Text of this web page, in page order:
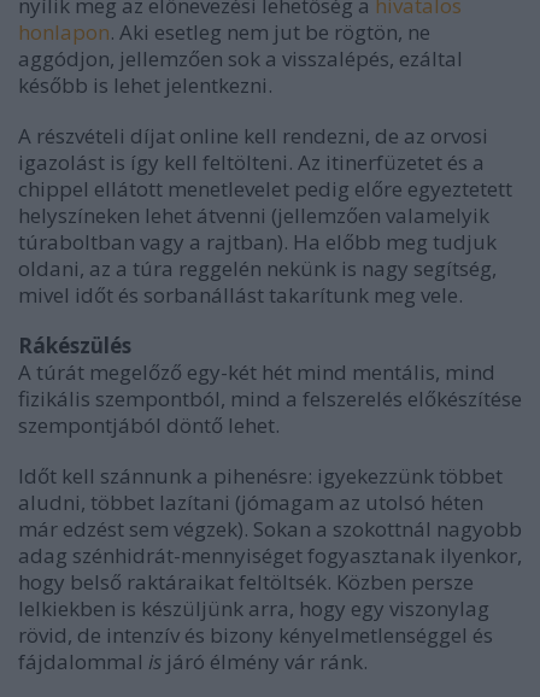
honlapon. Aki esetleg nem jut be rögtön, ne
aggódjon, jellemzően sok a visszalépés, ezáltal
később is lehet jelentkezni.
A részvételi díjat online kell rendezni, de az orvosi
igazolást is így kell feltölteni. Az itinerfüzetet és a
chippel ellátott menetlevelet pedig előre egyeztetett
helyszíneken lehet átvenni (jellemzően valamelyik
túraboltban vagy a rajtban). Ha előbb meg tudjuk
oldani, az a túra reggelén nekünk is nagy segítség,
mivel időt és sorbanállást takarítunk meg vele.
Rákészülés
A túrát megelőző egy-két hét mind mentális, mind
fizikális szempontból, mind a felszerelés előkészítése
szempontjából döntő lehet.
Időt kell szánnunk a pihenésre: igyekezzünk többet
aludni, többet lazítani (jómagam az utolsó héten
már edzést sem végzek). Sokan a szokottnál nagyobb
adag szénhidrát-mennyiséget fogyasztanak ilyenkor,
hogy belső raktáraikat feltöltsék. Közben persze
lelkiekben is készüljünk arra, hogy egy viszonylag
rövid, de intenzív és bizony kényelmetlenséggel és
fájdalommal is járó élmény vár ránk.